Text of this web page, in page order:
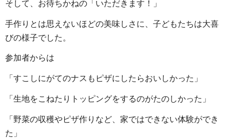
そして、お待ちかねの「いただきます！」
手作りとは思えないほどの美味しさに、子どもたちは大喜
びの様子でした。
参加者からは
「すこしにがてのナスもピザにしたらおいしかった」
「生地をこねたりトッピングをするのがたのしかった」
「野菜の収穫やピザ作りなど、家ではできない体験ができ
た」